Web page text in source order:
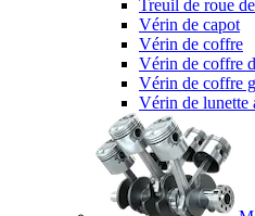
Treuil de roue
Vérin de capot
Vérin de coffre
Vérin de coffre
Vérin de coffre
Vérin de lunette